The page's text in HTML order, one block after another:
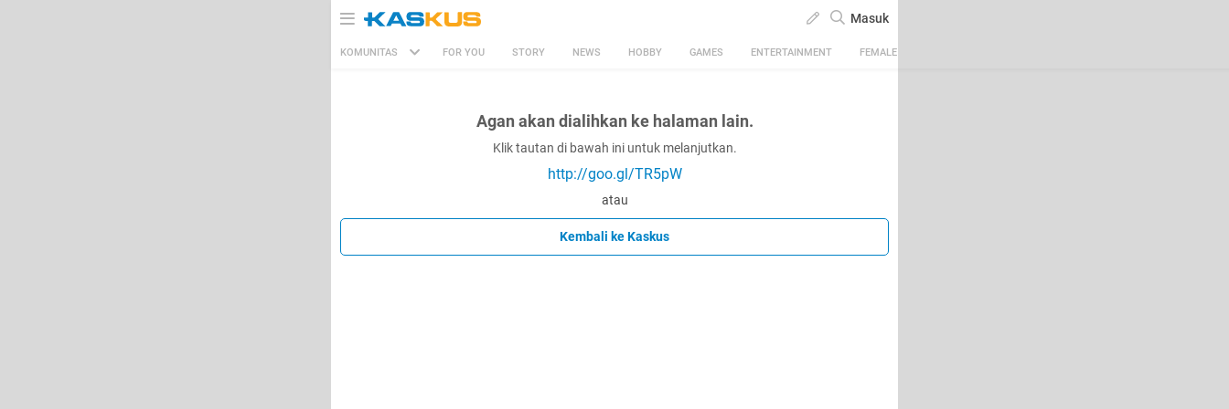
Masuk
KOMUNITAS FOR YOU STORY NEWS HOBBY GAMES ENTERTAINMENT FEMALE
Agan akan dialihkan ke halaman lain.
Klik tautan di bawah ini untuk melanjutkan.
http://goo.gl/TR5pW
atau
Kembali ke Kaskus